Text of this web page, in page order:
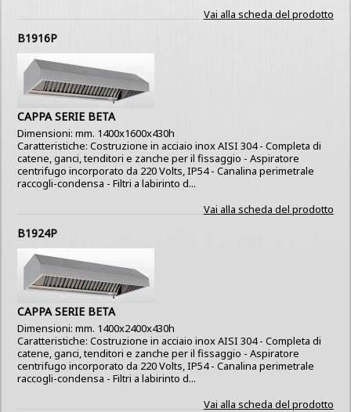
Vai alla scheda del prodotto
B1916P
CAPPA SERIE BETA
Dimensioni: mm. 1400x1600x430h
Caratteristiche: Costruzione in acciaio inox AISI 304 - Completa di
catene, ganci, tenditori e zanche per il fissaggio - Aspiratore
centrifugo incorporato da 220 Volts, IP54 - Canalina perimetrale
raccogli-condensa - Filtri a labirinto d...
Vai alla scheda del prodotto
B1924P
CAPPA SERIE BETA
Dimensioni: mm. 1400x2400x430h
Caratteristiche: Costruzione in acciaio inox AISI 304 - Completa di
catene, ganci, tenditori e zanche per il fissaggio - Aspiratore
centrifugo incorporato da 220 Volts, IP54 - Canalina perimetrale
raccogli-condensa - Filtri a labirinto d...
Vai alla scheda del prodotto